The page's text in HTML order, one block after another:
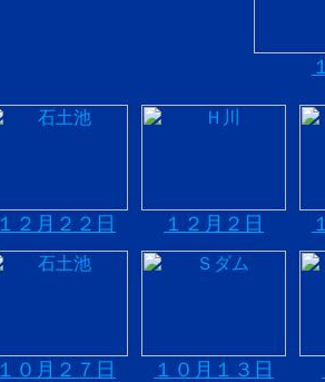
１２月２２日 １２月２日
１０月２７日 １０月１３日